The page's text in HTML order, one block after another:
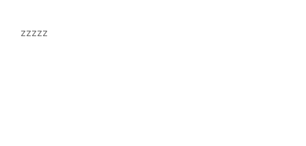
zzzzz